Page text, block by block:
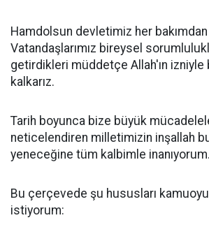
Hamdolsun devletimiz her
Vatandaşlarımız bireysel
getirdikleri müddetçe Allah'ın izniyle
kalkarız.
Tarih boyunca bize büyük
neticelendiren milletimizin inşallah
yeneceğine tüm kalbimle inanıyorum.
Bu çerçevede şu hususları
istiyorum: